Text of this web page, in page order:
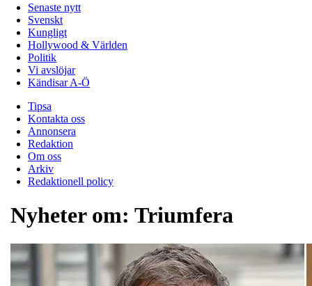
Senaste nytt
Svenskt
Kungligt
Hollywood & Världen
Politik
Vi avslöjar
Kändisar A-Ö
Tipsa
Kontakta oss
Annonsera
Redaktion
Om oss
Arkiv
Redaktionell policy
Nyheter om: Triumfera